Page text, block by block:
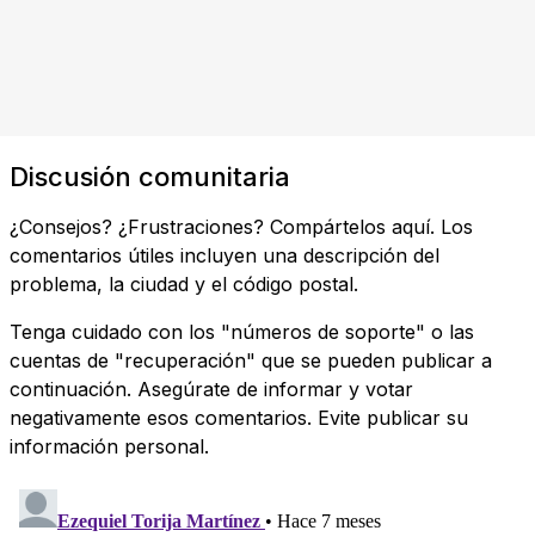
Discusión comunitaria
¿Consejos? ¿Frustraciones? Compártelos aquí. Los
comentarios útiles incluyen una descripción del
problema, la ciudad y el código postal.
Tenga cuidado con los "números de soporte" o las
cuentas de "recuperación" que se pueden publicar a
continuación. Asegúrate de informar y votar
negativamente esos comentarios. Evite publicar su
información personal.